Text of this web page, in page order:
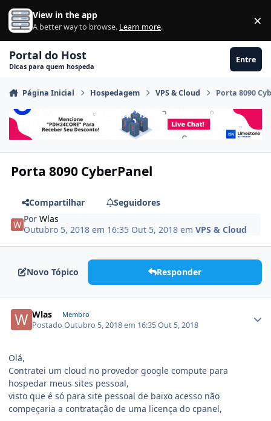
Ir para conteúdo
View in the app
A better way to browse. Learn more. ×
Portal do Host
Dicas para quem hospeda
Entre
Página Inicial Hospedagem VPS & Cloud Porta 8090
Porta 8090 CyberPanel
Compartilhar
Seguidores
PorWlas
Outubro 5, 2018 em 16:35 Out 5, 2018 emVPS & Cloud
Novo Tópico Responder
Wlas Membro
PostadoOutubro 5, 2018 em 16:35Out 5, 2018
Olá,
Contratei um cloud no provedor google compute para
hospedar meus sites pessoal,
visto que é só para site pessoal de baixo acesso não
compeçaria a contratação de uma licença do cpanel,